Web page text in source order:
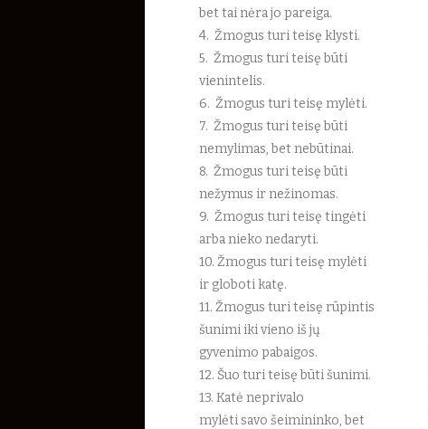
bet tai nėra jo pareiga.
4. Žmogus turi teisę klysti.
5. Žmogus turi teisę būti
vienintelis.
6. Žmogus turi teisę mylėti.
7. Žmogus turi teisę būti
nemylimas, bet nebūtinai.
8. Žmogus turi teisę būti
nežymus ir nežinomas.
9. Žmogus turi teisę tingėti
arba nieko nedaryti.
10. Žmogus turi teisę mylėti
ir globoti katę.
11. Žmogus turi teisę rūpintis
šunimi iki vieno iš jų
gyvenimo pabaigos.
12. Šuo turi teisę būti šunimi.
13. Katė neprivalo
mylėti savo šeimininko, bet